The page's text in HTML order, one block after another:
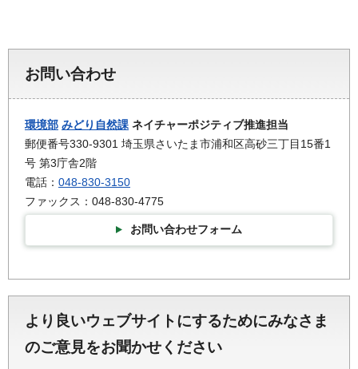
お問い合わせ
環境部 みどり自然課 ネイチャーポジティブ推進担当
郵便番号330-9301 埼玉県さいたま市浦和区高砂三丁目15番1
号 第3庁舎2階
電話： 048-830-3150
ファックス：048-830-4775
お問い合わせフォーム
より良いウェブサイトにするためにみなさま
のご意見をお聞かせください